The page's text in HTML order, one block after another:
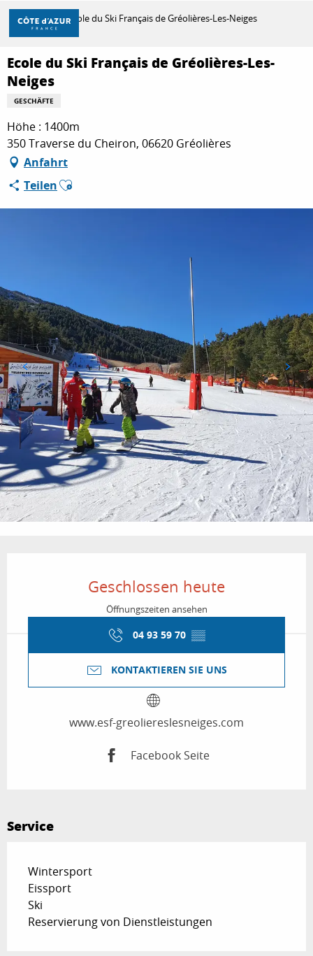
Aller
contenu
principal
ENTDECKEN
ZU TUN
AUFENTHALT
Startseite Ecole du Ski Français de Gréolières-Les-Neiges
Ecole du Ski Français de Gréolières-Les-
Neiges
GESCHÄFTE
Höhe : 1400m
350 Traverse du Cheiron, 06620 Gréolières
Anfahrt
TeilenAjouter aux favoris
Geschlossen heute
Öffnungszeiten ansehen
04 93 59 70 ▒▒
KONTAKTIEREN SIE UNS
www.esf-greoliereslesneiges.com
Facebook Seite
Service
Wintersport
Eissport
Ski
Reservierung von Dienstleistungen